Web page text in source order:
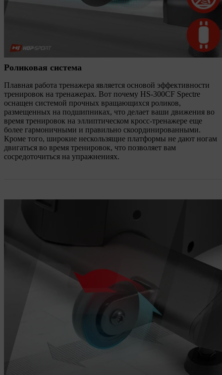
Роликовая система
Плавная работа тренажера является основой эффективности
тренировок на тренажерах. Вот почему HS-300CF Spectre
оснащен системой прочных вращающихся роликов,
размещенных на подшипниках, что делает ваши движения во
время тренировок на эллиптическом кросс-тренажере еще
более гармоничными и правильно скоординированными.
Кроме того, широкие нескользящие платформы не дают ногам
двигаться во время тренировок, что позволяет вам
сосредоточиться на упражнениях.